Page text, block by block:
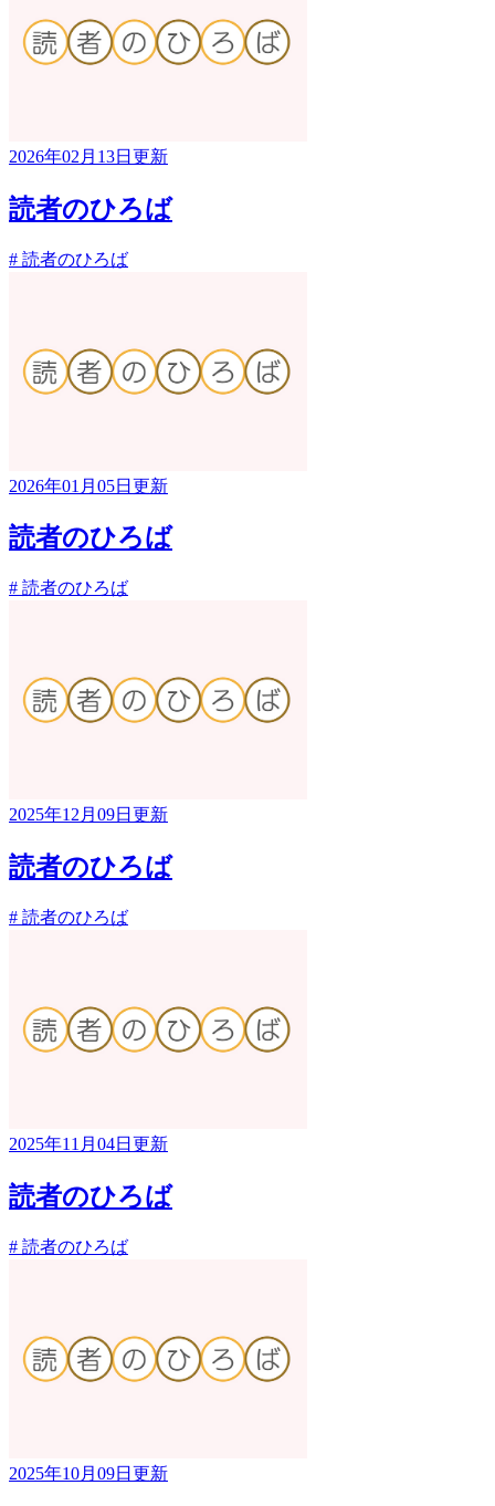
2026年02月13日更新
読者のひろば
# 読者のひろば
2026年01月05日更新
読者のひろば
# 読者のひろば
2025年12月09日更新
読者のひろば
# 読者のひろば
2025年11月04日更新
読者のひろば
# 読者のひろば
2025年10月09日更新